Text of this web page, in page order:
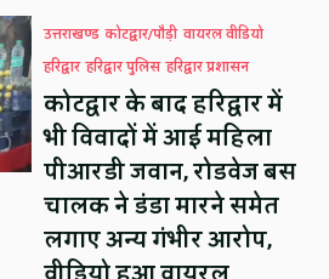
उत्तराखण्ड कोटद्वार/पौड़ी वायरल वीडियो
हरिद्वार हरिद्वार पुलिस हरिद्वार प्रशासन
कोटद्वार के बाद हरिद्वार में
भी विवादों में आई महिला
पीआरडी जवान, रोडवेज बस
चालक ने डंडा मारने समेत
लगाए अन्य गंभीर आरोप,